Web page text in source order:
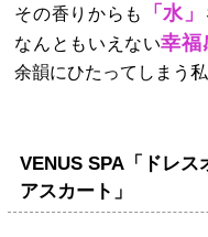
その香りからも
「水」
なんともいえない幸福
余韻にひたってしまう私
VENUS SPA「ドレ
アスカート」